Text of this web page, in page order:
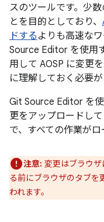
スのツールです。少
とを目的としており、
ドする よりも高速な
Source Editor を使用
用して AOSP に変更
に理解しておく必要が
Git Source Editor を
更をアップロードし
で、すべての作業がロ
注意: 変更はブラウ
る前にブラウザのタブを
われます。